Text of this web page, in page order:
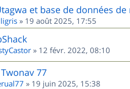
et base de données de
» 19 août 2025, 17:55
» 12 févr. 2022, 08:10
77
» 19 juin 2025, 15:38